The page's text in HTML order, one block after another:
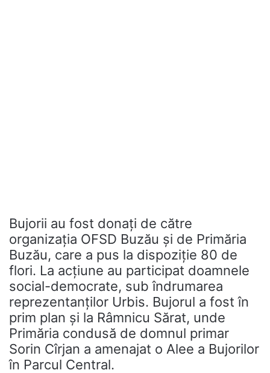
Bujorii au fost donați de către
organizația OFSD Buzău și de Primăria
Buzău, care a pus la dispoziție 80 de
flori. La acțiune au participat doamnele
social-democrate, sub îndrumarea
reprezentanților Urbis. Bujorul a fost în
prim plan și la Râmnicu Sărat, unde
Primăria condusă de domnul primar
Sorin Cîrjan a amenajat o Alee a Bujorilor
în Parcul Central.